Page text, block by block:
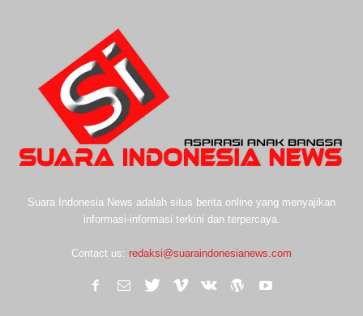
Suara Indonesia News adalah situs berita online yang menyajikan
informasi-informasi terkini dan terpercaya.
Contact us: redaksi@suaraindonesianews.com